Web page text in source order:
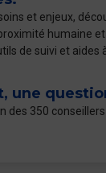
et enjeux,
humaine
de suivi et aides
une
des 350